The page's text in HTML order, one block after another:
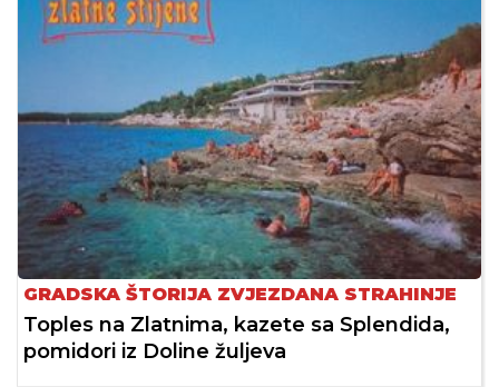
GRADSKA ŠTORIJA ZVJEZDANA STRAHINJE
Toples na Zlatnima, kazete sa Splendida,
pomidori iz Doline žuljeva